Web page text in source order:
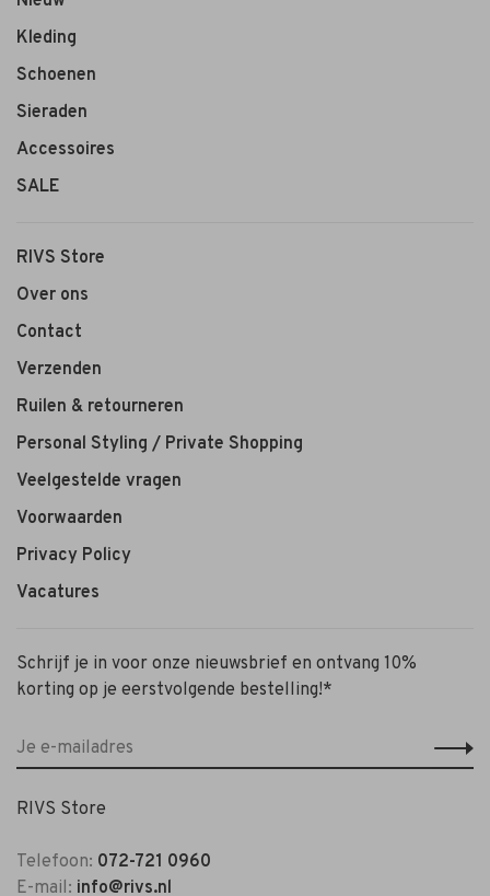
Kleding
Schoenen
Sieraden
Accessoires
SALE
RIVS Store
Over ons
Contact
Verzenden
Ruilen & retourneren
Personal Styling / Private Shopping
Veelgestelde vragen
Voorwaarden
Privacy Policy
Vacatures
Schrijf je in voor onze nieuwsbrief en ontvang 10%
korting op je eerstvolgende bestelling!*
RIVS Store
Telefoon: 072-721 0960
E-mail: info@rivs.nl